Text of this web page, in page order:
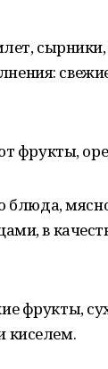
фрукты,
блюда,
в
фрукты,
киселем.